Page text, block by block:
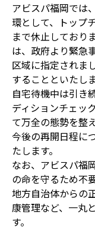
アビスパ福岡では
環として、トップ
まで休止しており
は、政府より緊急
区域に指定されま
することといたし
自宅待機中は引き
ディションチェッ
て万全の態勢を整
今後の再開日程に
たします。
なお、アビスパ福
の命を守るため不
地方自治体からの
康管理など、一丸
す。